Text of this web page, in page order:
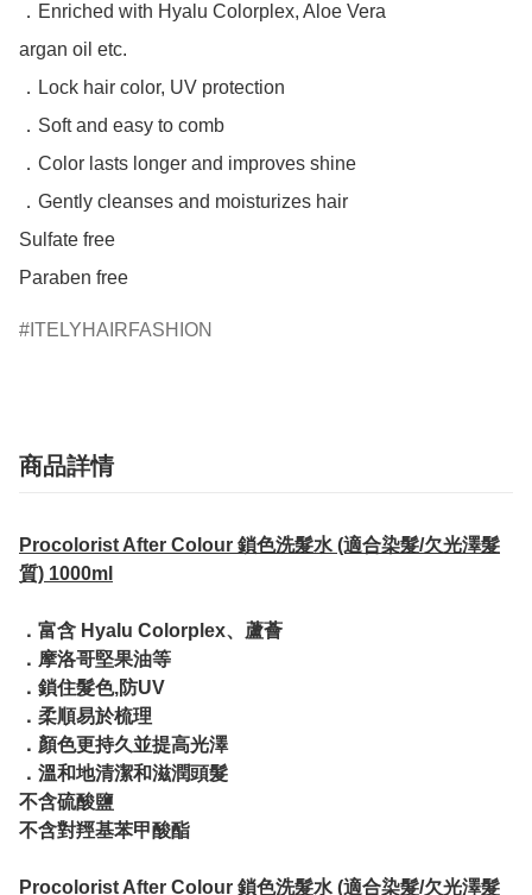
．Enriched with Hyalu Colorplex, Aloe Vera
argan oil etc.
．Lock hair color, UV protection
．Soft and easy to comb
．Color lasts longer and improves shine
．Gently cleanses and moisturizes hair
Sulfate free
Paraben free
ITELYHAIRFASHION
商品詳情
Procolorist After Colour 鎖色洗髮水 (適合染髮/欠光澤髮
質) 1000ml
．富含 Hyalu Colorplex、蘆薈
．摩洛哥堅果油等
．鎖住髮色,防UV
．柔順易於梳理
．顏色更持久並提高光澤
．溫和地清潔和滋潤頭髮
不含硫酸鹽
不含對羥基苯甲酸酯
Procolorist After Colour 鎖色洗髮水 (適合染髮/欠光澤髮